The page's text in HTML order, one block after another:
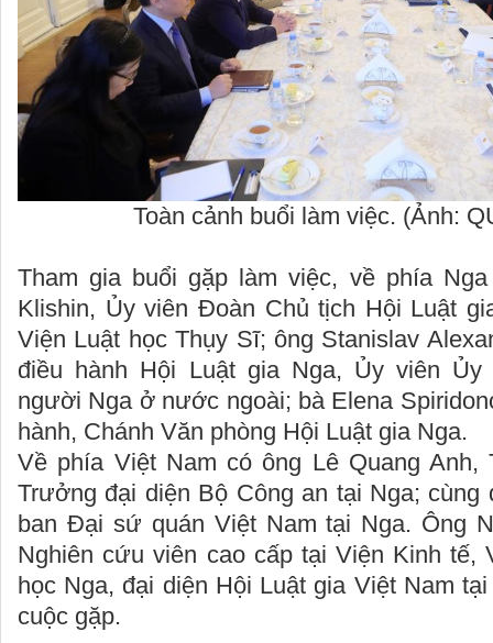
Toàn cảnh buổi làm việc. (Ảnh:
Tham gia buổi gặp làm việc, về phía
Klishin, Ủy viên Đoàn Chủ tịch Hội Luật
Viện Luật học Thụy Sĩ; ông Stanislav
điều hành Hội Luật gia Nga, Ủy viên
người Nga ở nước ngoài; bà Elena
hành, Chánh Văn phòng Hội Luật gia Nga.
Về phía Việt Nam có ông Lê Quang Anh,
Trưởng đại diện Bộ Công an tại Nga; cùng
ban Đại sứ quán Việt Nam tại Nga. Ông
Nghiên cứu viên cao cấp tại Viện Kinh tế,
học Nga, đại diện Hội Luật gia Việt Nam
cuộc gặp.